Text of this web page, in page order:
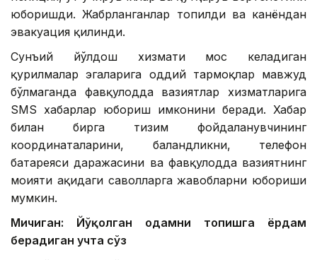
юборишди. Жабрланганлар топилди ва канёндан
эвакуация қилинди.
Сунъий йўлдош хизмати мос келадиган
қурилмалар эгаларига оддий тармоқлар мавжуд
бўлмаганда фавқулодда вазиятлар хизматларига
SМS хабарлар юбориш имконини беради. Хабар
билан бирга тизим фойдаланувчининг
координаталарини, баландликни, телефон
батареяси даражасини ва фавқулодда вазиятнинг
моҳияти ҳақидаги саволларга жавобларни юбориши
мумкин.
Мичиган: Йўқолган одамни топишга ёрдам
берадиган учта сўз